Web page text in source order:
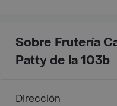
Sobre Frutería
Patty de la 103b
Dirección